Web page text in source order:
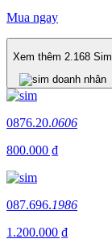
Mua ngay
Xem thêm 2.168 Sim
0876.20.0606
800.000 ₫
087.696.1986
1.200.000 ₫